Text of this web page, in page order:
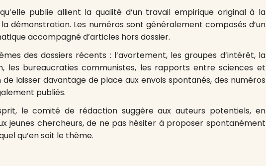
publie allient la qualité d’un travail empirique original à la
démonstration. Les numéros sont généralement composés d’un
accompagné d’articles hors dossier.
des dossiers récents : l’avortement, les groupes d’intérêt, la
les bureaucraties communistes, les rapports entre sciences et
de laisser davantage de place aux envois spontanés, des numéros
publiés.
le comité de rédaction suggère aux auteurs potentiels, en
jeunes chercheurs, de ne pas hésiter à proposer spontanément
qu’en soit le thème.